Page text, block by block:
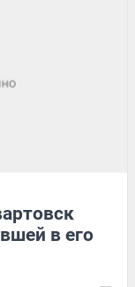
в его